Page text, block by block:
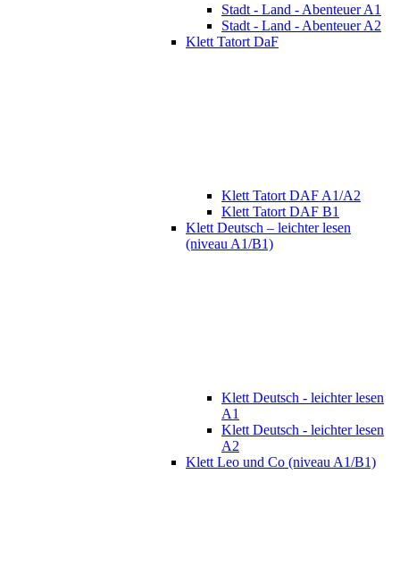
Stadt - Land - Abenteuer A1
Stadt - Land - Abenteuer A2
Klett Tatort DaF
Klett Tatort DAF A1/A2
Klett Tatort DAF B1
Klett Deutsch – leichter lesen
(niveau A1/B1)
Klett Deutsch - leichter lesen
A1
Klett Deutsch - leichter lesen
A2
Klett Leo und Co (niveau A1/B1)